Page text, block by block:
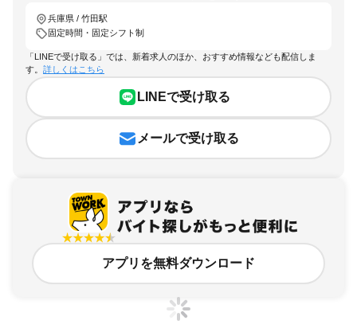
兵庫県 / 竹田駅
固定時間・固定シフト制
「LINEで受け取る」では、新着求人のほか、おすすめ情報なども配信しま
す。 詳しくはこちら
LINEで受け取る
メールで受け取る
アプリを無料ダウンロード